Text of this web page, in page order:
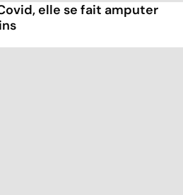
elle se fait amputer